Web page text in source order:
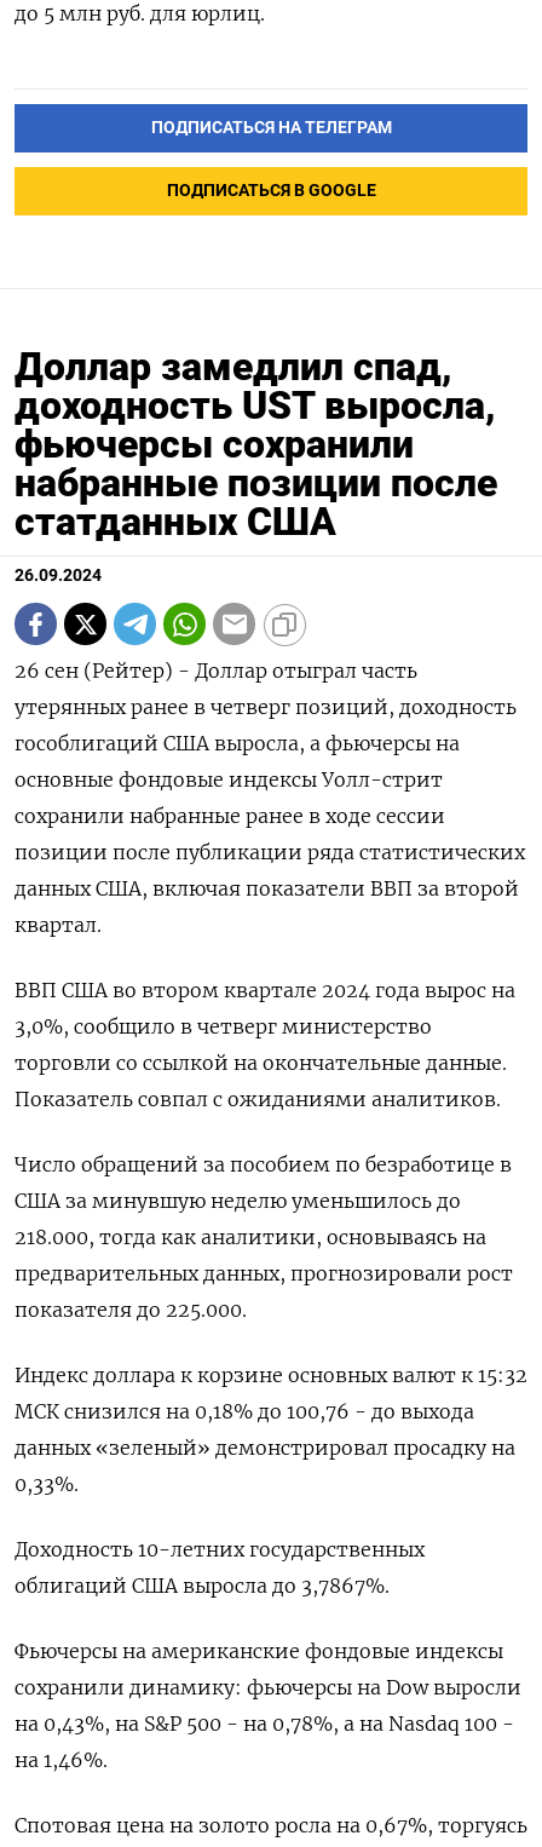
до 5 млн руб. для юрлиц.
ПОДПИСАТЬСЯ НА ТЕЛЕГРАМ
ПОДПИСАТЬСЯ В GOOGLE
Доллар замедлил спад,
доходность UST выросла,
фьючерсы сохранили
набранные позиции после
статданных США
26.09.2024
26 сен (Рейтер) - Доллар отыграл часть
утерянных ранее в четверг позиций, доходность
гособлигаций США выросла, а фьючерсы на
основные фондовые индексы Уолл-стрит
сохранили набранные ранее в ходе сессии
позиции после публикации ряда статистических
данных США, включая показатели ВВП за второй
квартал.
ВВП США во втором квартале 2024 года вырос на
3,0%, сообщило в четверг министерство
торговли со ссылкой на окончательные данные.
Показатель совпал с ожиданиями аналитиков.
Число обращений за пособием по безработице в
США за минувшую неделю уменьшилось до
218.000​​, тогда как аналитики, основываясь на
предварительных данных, прогнозировали рост
показателя до 225.000.
Индекс доллара к корзине основных валют к 15:32
МСК снизился на 0,18% до 100,76​ - до выхода
данных «зеленый» демонстрировал просадку на
0,33%.
Доходность 10-летних государственных
облигаций США выросла до 3,7867%.
Фьючерсы на американские фондовые индексы
сохранили динамику: фьючерсы на Dow выросли
на 0,43%, на S&P 500 - на 0,78%, а на Nasdaq 100 -
на 1,46%.
Спотовая цена на золото росла на 0,67%, торгуясь